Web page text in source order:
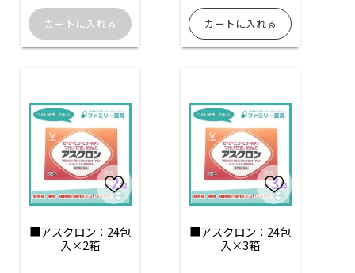
■アスクロン：24包
入×2箱
■アスクロン：24包
入×3箱